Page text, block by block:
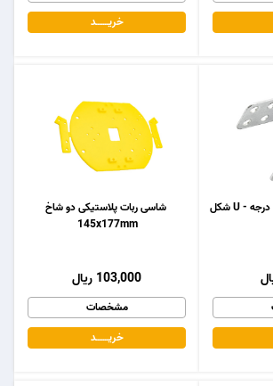
خریـــــــد
شاسی ربات پلاستیکی دو شاخ
145x177mm
103,000 ریال
مشخصات
خریـــــــد